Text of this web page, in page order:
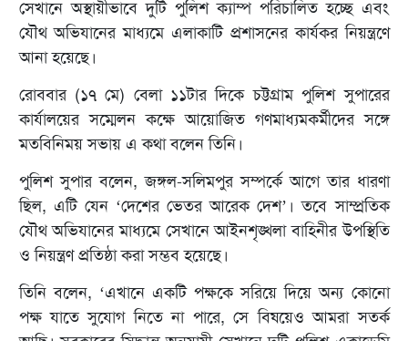
সেখানে অস্থায়ীভাবে দুটি পুলিশ ক্যাম্প পরিচালিত হচ্ছে এবং
যৌথ অভিযানের মাধ্যমে এলাকাটি প্রশাসনের কার্যকর নিয়ন্ত্রণে
আনা হয়েছে।
রোববার (১৭ মে) বেলা ১১টার দিকে চট্টগ্রাম পুলিশ সুপারের
কার্যালয়ের সম্মেলন কক্ষে আয়োজিত গণমাধ্যমকর্মীদের সঙ্গে
মতবিনিময় সভায় এ কথা বলেন তিনি।
পুলিশ সুপার বলেন, জঙ্গল-সলিমপুর সম্পর্কে আগে তার ধারণা
ছিল, এটি যেন ‘দেশের ভেতর আরেক দেশ’। তবে সাম্প্রতিক
যৌথ অভিযানের মাধ্যমে সেখানে আইনশৃঙ্খলা বাহিনীর উপস্থিতি
ও নিয়ন্ত্রণ প্রতিষ্ঠা করা সম্ভব হয়েছে।
তিনি বলেন, ‘এখানে একটি পক্ষকে সরিয়ে দিয়ে অন্য কোনো
পক্ষ যাতে সুযোগ নিতে না পারে, সে বিষয়েও আমরা সতর্ক